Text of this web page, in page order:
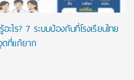
อะไร? 7 ระบบป้องกันที่โรงเรียนไทย
ที่แก้ยาก